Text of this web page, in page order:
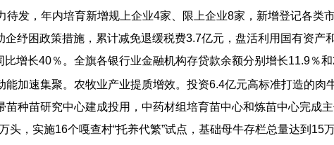
发，年内培育新增规上企业4家、限上企业8家，新增登记各类
纾困政策措施，累计减免退缓税费3.7亿元，盘活利用国有资产
增长40％。全旗各银行业金融机构存贷款余额分别增长11.9％和
加速集聚。农牧业产业提质增效。投资6.4亿元高标准打造的肉
种苗研究中心建成投用，中药材组培育苗中心和炼苗中心完成
头，实施16个嘎查村“托养代繁”试点，基础母牛存栏总量达到15